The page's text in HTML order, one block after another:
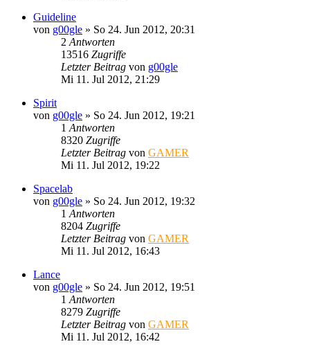
Guideline
von g00gle » So 24. Jun 2012, 20:31
2 Antworten
13516 Zugriffe
Letzter Beitrag von g00gle
Mi 11. Jul 2012, 21:29
Spirit
von g00gle » So 24. Jun 2012, 19:21
1 Antworten
8320 Zugriffe
Letzter Beitrag von GAMER
Mi 11. Jul 2012, 19:22
Spacelab
von g00gle » So 24. Jun 2012, 19:32
1 Antworten
8204 Zugriffe
Letzter Beitrag von GAMER
Mi 11. Jul 2012, 16:43
Lance
von g00gle » So 24. Jun 2012, 19:51
1 Antworten
8279 Zugriffe
Letzter Beitrag von GAMER
Mi 11. Jul 2012, 16:42